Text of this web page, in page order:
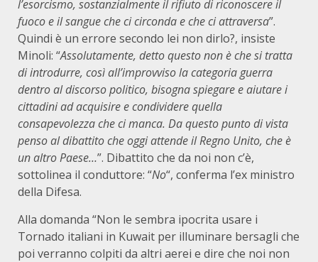
l’esorcismo, sostanzialmente il rifiuto di riconoscere il
fuoco e il sangue che ci circonda e che ci attraversa”.
Quindi è un errore secondo lei non dirlo?, insiste
Minoli: “Assolutamente, detto questo non è che si tratta
di introdurre, così all’improvviso la categoria guerra
dentro al discorso politico, bisogna spiegare e aiutare i
cittadini ad acquisire e condividere quella
consapevolezza che ci manca. Da questo punto di vista
penso al dibattito che oggi attende il Regno Unito, che è
un altro Paese…”. Dibattito che da noi non c’è,
sottolinea il conduttore: “No“, conferma l’ex ministro
della Difesa.
Alla domanda “Non le sembra ipocrita usare i
Tornado italiani in Kuwait per illuminare bersagli che
poi verranno colpiti da altri aerei e dire che noi non